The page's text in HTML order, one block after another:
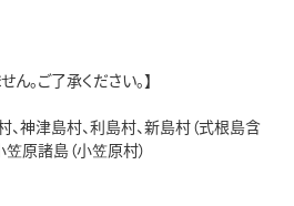
。ご了承ください。】
神津島村、利島村、新島村（式根島含
笠原諸島（小笠原村）